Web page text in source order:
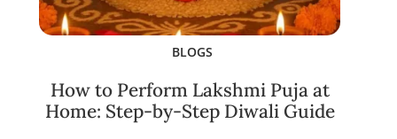
BLOGS
How to Perform Lakshmi Puja at
Home: Step-by-Step Diwali Guide